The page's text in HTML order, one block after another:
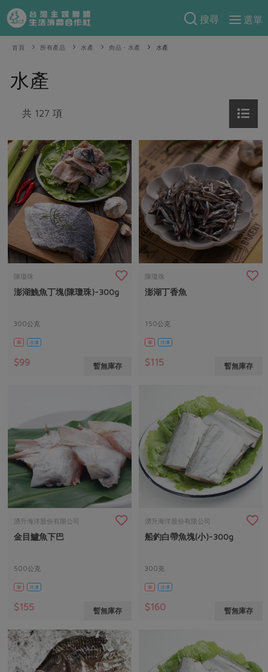
搜尋
選單
產品分類
當季蔬果
一籃菜
芽苗類
奶蛋豆・五穀
蛋 乳製品
豆製品 米麵雜糧
肉品・水產
水畜加工品
調理食材・點心
調味醬料/南北貨 烘焙
居家好物
美妝保養 個人清潔
家庭清潔 織品
日用品 圖書禮品
素食專區
樂齡友善
食譜料理
麵食
肉食
海鮮
常備菜
蔬食
蛋料理
料理方式
醬料
湯品．鍋物
主題食譜
異國料理
年菜食譜
高麗菜海鮮煎餅
把最好的台灣味帶回家！
防災用品預購圓滿結束
2026年端午節預購圓滿結束
更多預購活動
當季產品
合作25-經典快閃最後一週
合作25-精選產品第三彈
更多當季產品
主婦聯盟X樂齡網特約優惠案
30%rPET紅烏龍茶
2024農業發展計畫年度報告
更多議題活動
把最好的台灣味帶回家！
觀點文章
主婦食堂 一籃菜真心話
社內大小事 合作聯合國
產品故事 生活提案
樂齡生活 親子食育
廚房瑜伽
減硝酸鹽
食農教育
更多議題
生活者e週報
綠主張月刊
關於合作社
認識合作社
關於我們
合作社組織
員工與求才
自主把關
檢驗報告
硝酸鹽檢驗
合作社法規
社務專區
選舉專區
媒體報導
地區活動
活動報下載
重要公告
首頁 所有產品 水產 肉品・水產 水產
水產
共 127 項
陳瓊珠
澎湖鮸魚丁塊(陳瓊珠)-300g
300公克
葷 冷凍
$99 暫無庫存
陳瓊珠
澎湖丁香魚
150公克
葷 冷凍
$115 暫無庫存
湧升海洋股份有限公司
金目鱸魚下巴
500公克
葷 冷凍
$155 暫無庫存
湧升海洋股份有限公司
船釣白帶魚塊(小)-300g
300克
葷 冷凍
$160 暫無庫存